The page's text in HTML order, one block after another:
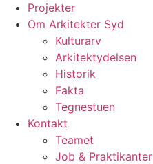
Projekter
Om Arkitekter Syd
Kulturarv
Arkitektydelsen
Historik
Fakta
Tegnestuen
Kontakt
Teamet
Job & Praktikanter